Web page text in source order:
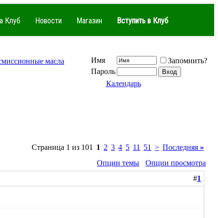
Клуб Новости Магазин Вступить в Клуб
масла Имя
Запомнить?
Пароль
Календарь
Страница 1 из 101 1 2 3 4 5 11 51 > Последняя »
Опции темы
Опции просмотра
#1